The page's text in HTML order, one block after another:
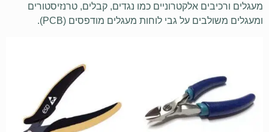
מעגלים ורכיבים אלקטרוניים כמו נגדים, קבלים, טרנזיסטורים
ומעגלים משולבים על גבי לוחות מעגלים מודפסים (PCB).